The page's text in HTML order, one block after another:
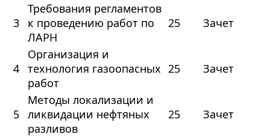
3
Требования регламентов
к проведению работ по
ЛАРН
25 Зачет
4
Организация и
технология газоопасных
работ
25 Зачет
5
Методы локализации и
ликвидации нефтяных
разливов
25 Зачет